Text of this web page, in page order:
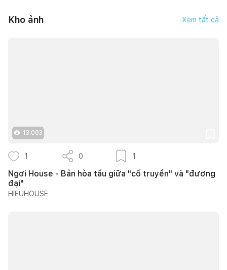
Kho ảnh Xem tất cả
13.083
1 0 1
Ngơi House - Bản hòa tấu giữa "cổ truyền" và "đương
đại"
HIEUHOUSE